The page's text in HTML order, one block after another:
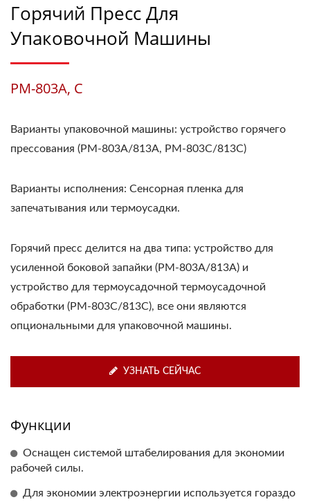
Горячий Пресс Для
Упаковочной Машины
PM-803A, C
Варианты упаковочной машины: устройство горячего
прессования (PM-803A/813A, PM-803C/813C)
Варианты исполнения: Сенсорная пленка для
запечатывания или термоусадки.
Горячий пресс делится на два типа: устройство для
усиленной боковой запайки (PM-803A/813A) и
устройство для термоусадочной термоусадочной
обработки (PM-803C/813C), все они являются
опциональными для упаковочной машины.
УЗНАТЬ СЕЙЧАС
Функции
Оснащен системой штабелирования для экономии
рабочей силы.
Для экономии электроэнергии используется гораздо